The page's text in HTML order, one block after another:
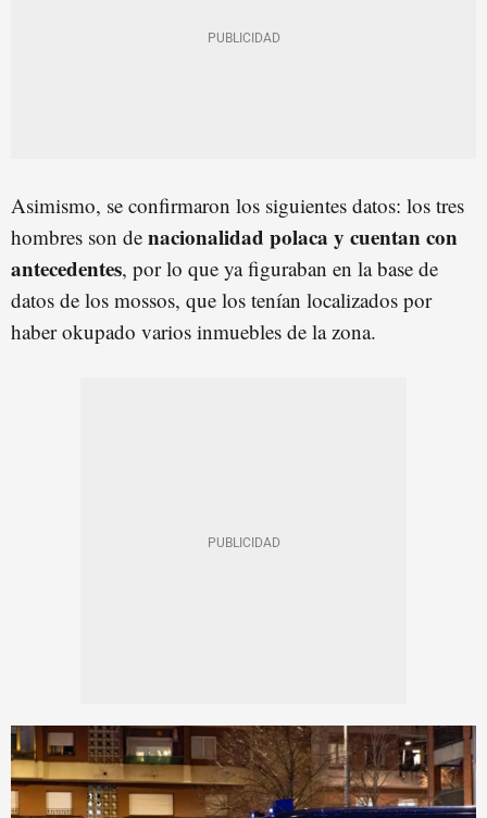
Asimismo, se confirmaron los siguientes datos: los tres
hombres son de nacionalidad polaca y cuentan con
antecedentes, por lo que ya figuraban en la base de
datos de los mossos, que los tenían localizados por
haber okupado varios inmuebles de la zona.